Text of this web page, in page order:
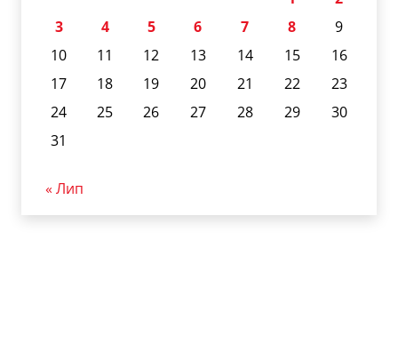
3
4 5 6 7 8
9
10
11 12 13 14 15
16
17
18 19 20 21 22
23
24
25 26 27 28 29
30
31
« Лип